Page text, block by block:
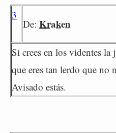
3
De: Kraken
Si crees en los videntes la
que eres tan lerdo que no
Avisado estás.